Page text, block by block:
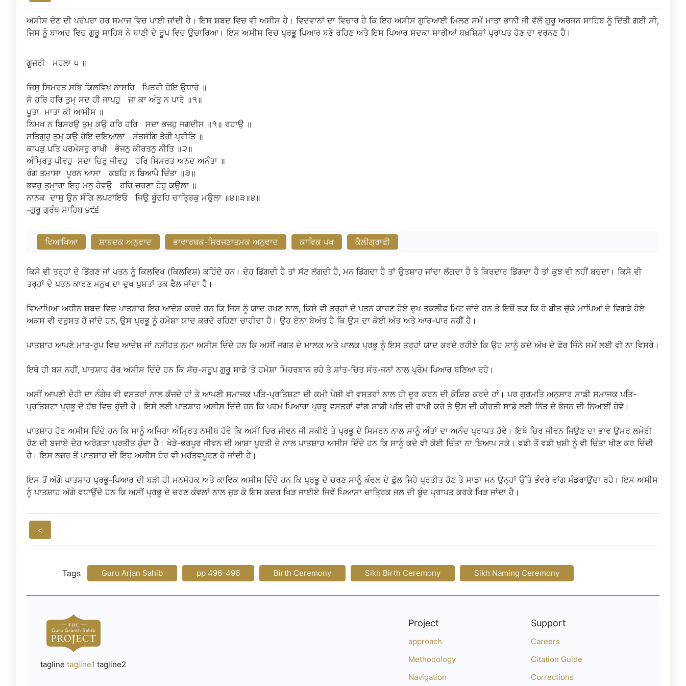
ਅਸੀਸ ਦੇਣ ਦੀ ਪਰੰਪਰਾ ਹਰ ਸਮਾਜ ਵਿਚ ਪਾਈ ਜਾਂਦੀ ਹੈ। ਇਸ ਸ਼ਬਦ ਵਿਚ ਵੀ ਅਸੀਸ ਹੈ। ਵਿਦਵਾਨਾਂ ਦਾ ਵਿਚਾਰ ਹੈ ਕਿ ਇਹ ਅਸੀਸ ਗੁਰਿਆਈ ਮਿਲਣ ਸਮੇਂ ਮਾਤਾ ਭਾਨੀ ਜੀ ਵੱਲੋਂ ਗੁਰੂ ਅਰਜਨ ਸਾਹਿਬ ਨੂੰ ਦਿੱਤੀ ਗਈ ਸੀ,
ਜਿਸ ਨੂੰ ਬਾਅਦ ਵਿਚ ਗੁਰੂ ਸਾਹਿਬ ਨੇ ਬਾਣੀ ਦੇ ਰੂਪ ਵਿਚ ਉਚਾਰਿਆ। ਇਸ ਅਸੀਸ ਵਿਚ ਪ੍ਰਭੂ ਪਿਆਰ ਬਣੇ ਰਹਿਣ ਅਤੇ ਇਸ ਪਿਆਰ ਸਦਕਾ ਸਾਰੀਆਂ ਬਖ਼ਸ਼ਿਸ਼ਾਂ ਪ੍ਰਾਪਤ ਹੋਣ ਦਾ ਵਰਨਣ ਹੈ।
ਗੂਜਰੀ ਮਹਲਾ ੫ ॥
ਜਿਸੁ ਸਿਮਰਤ ਸਭਿ ਕਿਲਵਿਖ ਨਾਸਹਿ ਪਿਤਰੀ ਹੋਇ ਉਧਾਰੋ ॥
ਸੋ ਹਰਿ ਹਰਿ ਤੁਮੑ ਸਦ ਹੀ ਜਾਪਹੁ ਜਾ ਕਾ ਅੰਤੁ ਨ ਪਾਰੋ ॥੧॥
ਪੂਤਾ ਮਾਤਾ ਕੀ ਆਸੀਸ ॥
ਨਿਮਖ ਨ ਬਿਸਰਉ ਤੁਮੑ ਕਉ ਹਰਿ ਹਰਿ ਸਦਾ ਭਜਹੁ ਜਗਦੀਸ ॥੧॥ ਰਹਾਉ ॥
ਸਤਿਗੁਰੁ ਤੁਮੑ ਕਉ ਹੋਇ ਦਇਆਲਾ ਸੰਤਸੰਗਿ ਤੇਰੀ ਪ੍ਰੀਤਿ ॥
ਕਾਪੜੁ ਪਤਿ ਪਰਮੇਸਰੁ ਰਾਖੀ ਭੋਜਨੁ ਕੀਰਤਨੁ ਨੀਤਿ ॥੨॥
ਅੰਮ੍ਰਿਤੁ ਪੀਵਹੁ ਸਦਾ ਚਿਰੁ ਜੀਵਹੁ ਹਰਿ ਸਿਮਰਤ ਅਨਦ ਅਨੰਤਾ ॥
ਰੰਗ ਤਮਾਸਾ ਪੂਰਨ ਆਸਾ ਕਬਹਿ ਨ ਬਿਆਪੈ ਚਿੰਤਾ ॥੩॥
ਭਵਰੁ ਤੁਮੑਾਰਾ ਇਹੁ ਮਨੁ ਹੋਵਉ ਹਰਿ ਚਰਣਾ ਹੋਹੁ ਕਉਲਾ ॥
ਨਾਨਕ ਦਾਸੁ ਉਨ ਸੰਗਿ ਲਪਟਾਇਓ ਜਿਉ ਬੂੰਦਹਿ ਚਾਤ੍ਰਿਕੁ ਮਉਲਾ ॥੪॥੩॥੪॥
-ਗੁਰੂ ਗ੍ਰੰਥ ਸਾਹਿਬ ੪੯੬
ਵਿਆਖਿਆ ਸ਼ਾਬਦਕ ਅਨੁਵਾਦ ਭਾਵਾਰਥਕ-ਸਿਰਜਣਾਤਮਕ ਅਨੁਵਾਦ ਕਾਵਿਕ ਪਖ ਕੈਲੀਗ੍ਰਾਫੀ
ਕਿਸੇ ਵੀ ਤਰ੍ਹਾਂ ਦੇ ਡਿੱਗਣ ਜਾਂ ਪਤਨ ਨੂੰ ਕਿਲਵਿਖ (ਕਿਲਵਿਸ਼) ਕਹਿੰਦੇ ਹਨ। ਦੇਹ ਡਿੱਗਦੀ ਹੈ ਤਾਂ ਸੱਟ ਲੱਗਦੀ ਹੈ, ਮਨ ਡਿੱਗਦਾ ਹੈ ਤਾਂ ਉਤਸ਼ਾਹ ਜਾਂਦਾ ਲੱਗਦਾ ਹੈ ਤੇ ਕਿਰਦਾਰ ਡਿੱਗਦਾ ਹੈ ਤਾਂ ਕੁਝ ਵੀ ਨਹੀਂ ਬਚਦਾ। ਕਿਸੇ ਵੀ
ਤਰ੍ਹਾਂ ਦੇ ਪਤਨ ਕਾਰਣ ਮਨੁਖ ਦਾ ਦੁਖ ਪੁਸ਼ਤਾਂ ਤਕ ਫੈਲ ਜਾਂਦਾ ਹੈ।
ਵਿਆਖਿਆ ਅਧੀਨ ਸ਼ਬਦ ਵਿਚ ਪਾਤਸ਼ਾਹ ਇਹ ਆਦੇਸ਼ ਕਰਦੇ ਹਨ ਕਿ ਜਿਸ ਨੂੰ ਯਾਦ ਰਖਣ ਨਾਲ, ਕਿਸੇ ਵੀ ਤਰ੍ਹਾਂ ਦੇ ਪਤਨ ਕਾਰਣ ਹੋਏ ਦੁਖ ਤਕਲੀਫ ਮਿਟ ਜਾਂਦੇ ਹਨ ਤੇ ਇਥੋਂ ਤਕ ਕਿ ਹੋ ਬੀਤ ਚੁੱਕੇ ਮਾਪਿਆਂ ਦੇ ਵਿਗੜੇ ਹੋਏ
ਅਕਸ ਵੀ ਦਰੁਸਤ ਹੋ ਜਾਂਦੇ ਹਨ, ਉਸ ਪ੍ਰਭੂ ਨੂੰ ਹਮੇਸ਼ਾ ਯਾਦ ਕਰਦੇ ਰਹਿਣਾ ਚਾਹੀਦਾ ਹੈ। ਉਹ ਏਨਾ ਬੇਅੰਤ ਹੈ ਕਿ ਉਸ ਦਾ ਕੋਈ ਅੰਤ ਅਤੇ ਆਰ-ਪਾਰ ਨਹੀਂ ਹੈ।
ਪਾਤਸ਼ਾਹ ਆਪਣੇ ਮਾਤ-ਰੂਪ ਵਿਚ ਆਦੇਸ਼ ਜਾਂ ਨਸੀਹਤ ਨੁਮਾ ਅਸੀਸ ਦਿੰਦੇ ਹਨ ਕਿ ਅਸੀਂ ਜਗਤ ਦੇ ਮਾਲਕ ਅਤੇ ਪਾਲਕ ਪ੍ਰਭੂ ਨੂੰ ਇਸ ਤਰ੍ਹਾਂ ਯਾਦ ਕਰਦੇ ਰਹੀਏ ਕਿ ਉਹ ਸਾਨੂੰ ਕਦੇ ਅੱਖ ਦੇ ਫੋਰ ਜਿੰਨੇ ਸਮੇਂ ਲਈ ਵੀ ਨਾ ਵਿਸਰੇ।
ਇਥੇ ਹੀ ਬਸ ਨਹੀਂ, ਪਾਤਸ਼ਾਹ ਹੋਰ ਅਸੀਸ ਦਿੰਦੇ ਹਨ ਕਿ ਸੱਚ-ਸਰੂਪ ਗੁਰੂ ਸਾਡੇ ’ਤੇ ਹਮੇਸ਼ਾ ਮਿਹਰਬਾਨ ਰਹੇ ਤੇ ਸ਼ਾਂਤ-ਚਿਤ ਸੰਤ-ਜਨਾਂ ਨਾਲ ਪ੍ਰੇਮ ਪਿਆਰ ਬਣਿਆ ਰਹੇ।
ਅਸੀਂ ਆਪਣੀ ਦੇਹੀ ਦਾ ਨੰਗੇਜ਼ ਵੀ ਵਸਤਰਾਂ ਨਾਲ ਕੱਜਦੇ ਹਾਂ ਤੇ ਆਪਣੀ ਸਮਾਜਕ ਪਤਿ-ਪ੍ਰਤਿਸ਼ਟਾ ਦੀ ਕਮੀ ਪੇਸ਼ੀ ਵੀ ਵਸਤਰਾਂ ਨਾਲ ਹੀ ਦੂਰ ਕਰਨ ਦੀ ਕੋਸ਼ਿਸ਼ ਕਰਦੇ ਹਾਂ। ਪਰ ਗੁਰਮਤਿ ਅਨੁਸਾਰ ਸਾਡੀ ਸਮਾਜਕ ਪਤਿ-
ਪ੍ਰਤਿਸ਼ਟਾ ਪ੍ਰਭੂ ਦੇ ਹੱਥ ਵਿਚ ਹੁੰਦੀ ਹੈ। ਇਸੇ ਲਈ ਪਾਤਸ਼ਾਹ ਅਸੀਸ ਦਿੰਦੇ ਹਨ ਕਿ ਪਰਮ ਪਿਆਰਾ ਪ੍ਰਭੂ ਵਸਤਰਾਂ ਵਾਂਗ ਸਾਡੀ ਪਤਿ ਦੀ ਰਾਖੀ ਕਰੇ ਤੇ ਉਸ ਦੀ ਕੀਰਤੀ ਸਾਡੇ ਲਈ ਨਿੱਤ ਦੇ ਭੋਜਨ ਦੀ ਨਿਆਈਂ ਹੋਵੇ।
ਪਾਤਸ਼ਾਹ ਹੋਰ ਅਸੀਸ ਦਿੰਦੇ ਹਨ ਕਿ ਸਾਨੂੰ ਅਜਿਹਾ ਅੰਮ੍ਰਿਤ ਨਸੀਬ ਹੋਵੇ ਕਿ ਅਸੀਂ ਚਿਰ ਜੀਵਨ ਜੀ ਸਕੀਏ ਤੇ ਪ੍ਰਭੂ ਦੇ ਸਿਮਰਨ ਨਾਲ ਸਾਨੂੰ ਅੰਤਾਂ ਦਾ ਅਨੰਦ ਪ੍ਰਾਪਤ ਹੋਵੇ। ਇਥੇ ਚਿਰ ਜੀਵਨ ਜਿਉਣ ਦਾ ਭਾਵ ਉਮਰ ਲਮੇਰੀ
ਹੋਣ ਦੀ ਬਜਾਏ ਦੇਹ ਅਰੋਗਤਾ ਪ੍ਰਤੀਤ ਹੁੰਦਾ ਹੈ। ਖੇੜੇ-ਭਰਪੂਰ ਜੀਵਨ ਦੀ ਆਸ਼ਾ ਪੂਰਤੀ ਦੇ ਨਾਲ ਪਾਤਸ਼ਾਹ ਅਸੀਸ ਦਿੰਦੇ ਹਨ ਕਿ ਸਾਨੂੰ ਕਦੇ ਵੀ ਕੋਈ ਚਿੰਤਾ ਨਾ ਬਿਆਪ ਸਕੇ। ਵਡੀ ਤੋਂ ਵਡੀ ਖੁਸ਼ੀ ਨੂੰ ਵੀ ਚਿੰਤਾ ਖੀਣ ਕਰ ਦਿੰਦੀ
ਹੈ। ਇਸ ਨਜ਼ਰ ਤੋਂ ਪਾਤਸ਼ਾਹ ਦੀ ਇਹ ਅਸੀਸ ਹੋਰ ਵੀ ਮਹੱਤਵਪੂਰਣ ਹੋ ਜਾਂਦੀ ਹੈ।
ਇਸ ਤੋਂ ਅੱਗੇ ਪਾਤਸ਼ਾਹ ਪ੍ਰਭੂ-ਪਿਆਰ ਦੀ ਬੜੀ ਹੀ ਮਨਮੋਹਕ ਅਤੇ ਕਾਵਿਕ ਅਸੀਸ ਦਿੰਦੇ ਹਨ ਕਿ ਪ੍ਰਭੂ ਦੇ ਚਰਣ ਸਾਨੂੰ ਕੰਵਲ ਦੇ ਫੁੱਲ ਜਿਹੇ ਪ੍ਰਤੀਤ ਹੋਣ ਤੇ ਸਾਡਾ ਮਨ ਉਨ੍ਹਾਂ ਉੱਤੇ ਭੰਵਰੇ ਵਾਂਗ ਮੰਡਰਾਉਂਦਾ ਰਹੇ। ਇਸ ਅਸੀਸ
ਨੂੰ ਪਾਤਸ਼ਾਹ ਅੱਗੇ ਵਧਾਉਂਦੇ ਹਨ ਕਿ ਅਸੀਂ ਪ੍ਰਭੂ ਦੇ ਚਰਣ ਕੰਵਲਾਂ ਨਾਲ ਜੁੜ ਕੇ ਇਸ ਕਦਰ ਖਿੜ ਜਾਈਏ ਜਿਵੇਂ ਪਿਆਸਾ ਚਾਤ੍ਰਿਕ ਜਲ ਦੀ ਬੂੰਦ ਪ੍ਰਾਪਤ ਕਰਕੇ ਖਿੜ ਜਾਂਦਾ ਹੈ।
<
Tags Guru Arjan Sahib pp 496-496 Birth Ceremony Sikh Birth Ceremony Sikh Naming Ceremony
tagline tagline1 tagline2
Project
approach
Methodology
Navigation
Support
Careers
Citation Guide
Corrections